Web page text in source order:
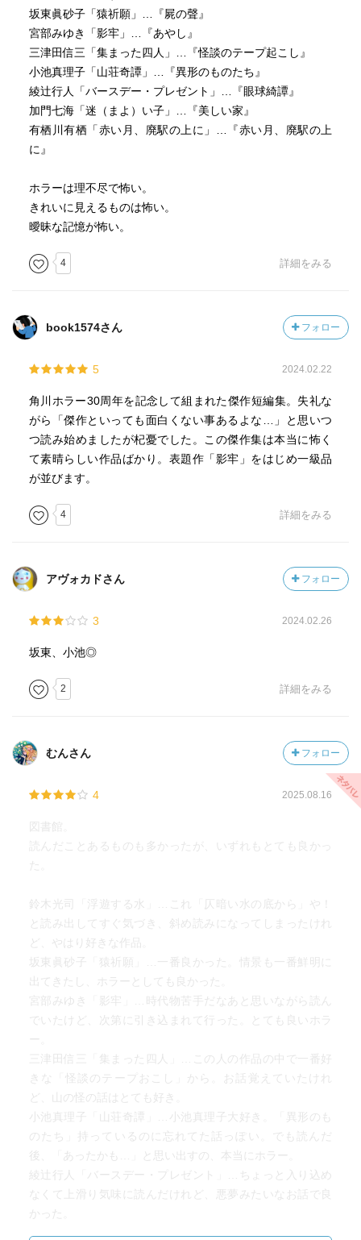
坂東眞砂子「猿祈願」…『屍の聲』
宮部みゆき「影牢」…『あやし』
三津田信三「集まった四人」…『怪談のテープ起こし』
小池真理子「山荘奇譚」…『異形のものたち』
綾辻行人「バースデー・プレゼント」…『眼球綺譚』
加門七海「迷（まよ）い子」…『美しい家』
有栖川有栖「赤い月、廃駅の上に」…『赤い月、廃駅の上
に』
ホラーは理不尽で怖い。
きれいに見えるものは怖い。
曖昧な記憶が怖い。
4 詳細をみる
book1574さん フォロー
5 2024.02.22
角川ホラー30周年を記念して組まれた傑作短編集。失礼な
がら「傑作といっても面白くない事あるよな…」と思いつ
つ読み始めましたが杞憂でした。この傑作集は本当に怖く
て素晴らしい作品ばかり。表題作「影牢」をはじめ一級品
が並びます。
4 詳細をみる
アヴォカドさん フォロー
3 2024.02.26
坂東、小池◎
2 詳細をみる
むんさん フォロー
4 2025.08.16
図書館。
読んだことあるものも多かったが、いずれもとても良かっ
た。
鈴木光司「浮遊する水」…これ「仄暗い水の底から」や！
と読み出してすぐ気づき、斜め読みになってしまったけれ
ど、やはり好きな作品。
坂東眞砂子「猿祈願」…一番良かった。情景も一番鮮明に
出てきたし、ホラーとしても良かった。
宮部みゆき「影牢」…時代物苦手だなあと思いながら読ん
でいたけど、次第に引き込まれて行った。とても良いホラ
ー。
三津田信三「集まった四人」…この人の作品の中で一番好
きな「怪談のテープおこし」から。お話覚えていたけれ
ど、山の怪の話はとても好き。
小池真理子「山荘奇譚」…小池真理子大好き。「異形のも
のたち」持っているのに忘れてた話っぽい。でも読んだ
後、「あったかも…」と思い出すの、本当にホラー。
綾辻行人「バースデー・プレゼント」…ちょっと入り込め
なくて上滑り気味に読んだけれど、悪夢みたいなお話で良
かった。